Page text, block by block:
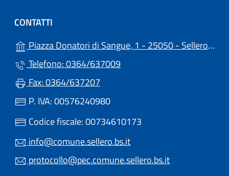
CONTATTI
Piazza Donatori di Sangue, 1 - 25050 - Sellero (BS)
Telefono: 0364/637009
Fax: 0364/637207
P. IVA: 00576240980
Codice fiscale: 00734610173
info@comune.sellero.bs.it
protocollo@pec.comune.sellero.bs.it